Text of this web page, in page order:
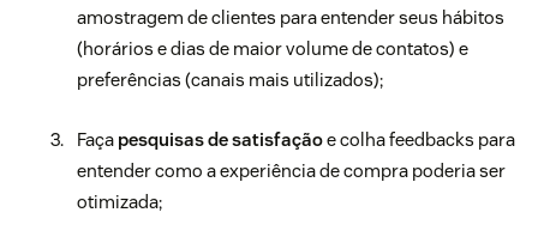
amostragem de clientes para entender seus hábitos
(horários e dias de maior volume de contatos) e
preferências (canais mais utilizados);
Faça pesquisas de satisfaçãoe colha feedbacks para
entender como a experiência de compra poderia ser
otimizada;